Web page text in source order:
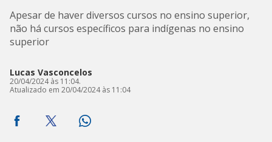
Apesar de haver diversos cursos no ensino superior,
não há cursos específicos para indígenas no ensino
superior
Lucas Vasconcelos
20/04/2024 às 11:04.
Atualizado em 20/04/2024 às 11:04